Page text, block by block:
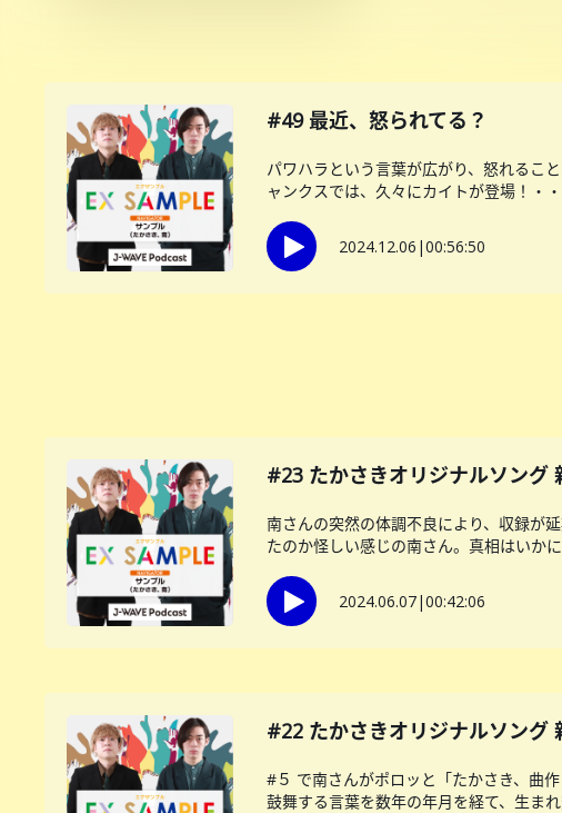
#49 最近、怒られてる？
パワハラという言葉が広がり、怒れるこ
ャンクスでは、久々にカイトが登場！・
2024.12.06 |00:56:50
#23 たかさきオリジナルソング
南さんの突然の体調不良により、収録が
たのか怪しい感じの南さん。真相はいか
2024.06.07|00:42:06
#22 たかさきオリジナルソング
#５ で南さんがポロッと「たかさき、曲
鼓舞する言葉を数年の年月を経て、生ま